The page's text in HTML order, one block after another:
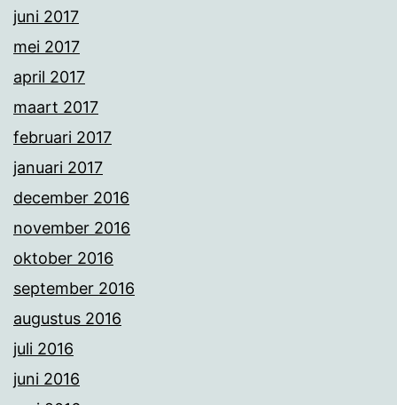
juni 2017
mei 2017
april 2017
maart 2017
februari 2017
januari 2017
december 2016
november 2016
oktober 2016
september 2016
augustus 2016
juli 2016
juni 2016